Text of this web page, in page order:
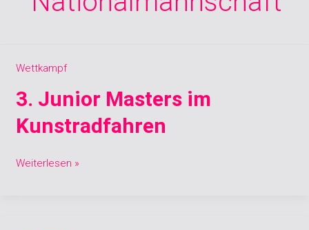
Wettkampf
3. Junior Masters im
Kunstradfahren
3.
Masters
im
Kunstradfahren
Weiterlesen »